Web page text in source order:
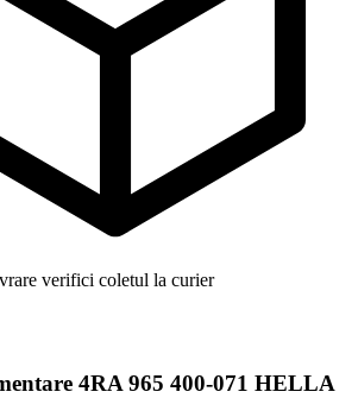
verifici coletul la curier
4RA 965 400-071 HELLA